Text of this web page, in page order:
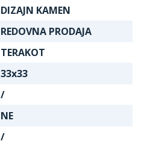
DIZAJN KAMEN
REDOVNA PRODAJA
TERAKOT
33x33
/
NE
/